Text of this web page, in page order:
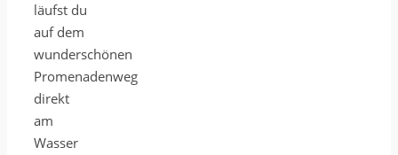
läufst du
auf dem
wunderschönen
Promenadenweg
direkt
am
Wasser